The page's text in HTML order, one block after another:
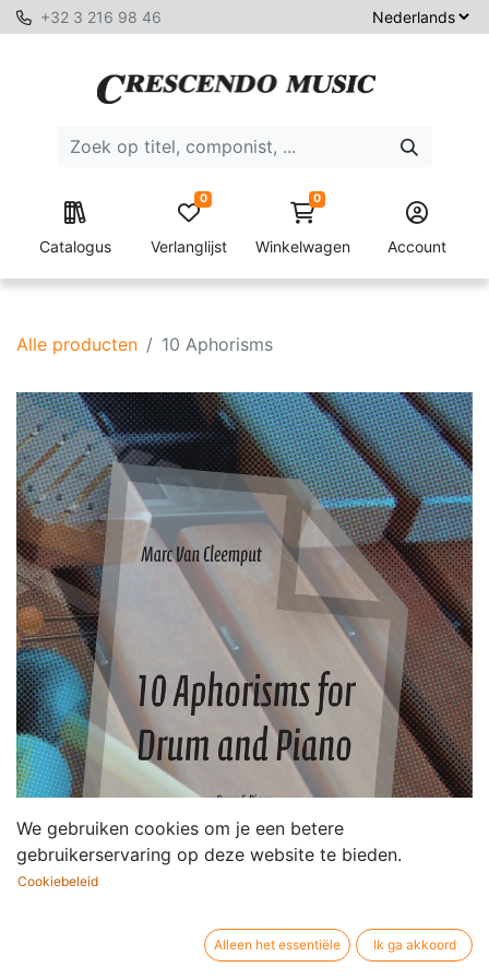
+32 3 216 98 46
Catalogus Verlanglijst
0 0
Winkelwagen Account
Alle producten 10 Aphorisms
We gebruiken cookies om je een betere
gebruikerservaring op deze website te bieden.
Cookiebeleid
Alleen het essentiële Ik ga akkoord